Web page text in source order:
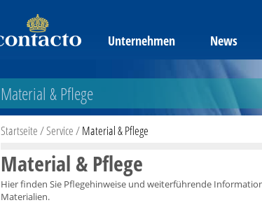
Unternehmen News
Material & Pflege
Startseite/Service/Material & Pflege
Material & Pflege
Hier finden Sie Pflegehinweise und weiterführende
Materialien.